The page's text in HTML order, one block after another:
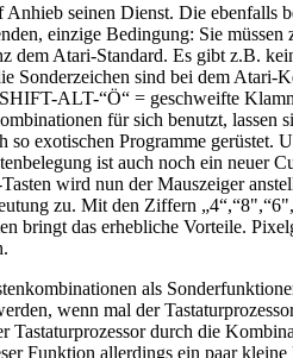
seinen Dienst. Die
einzige Bedingung: Sie
dem Atari-Standard. Es gibt z.B.
sind bei dem
ALT-“Ö“ = geschweifte
für sich benutzt,
exotischen Programme gerüstet.
ist auch noch ein
wird nun der Mauszeiger
zu. Mit den Ziffern
bringt das erhebliche Vorteile.
als
wenn mal der
durch die
Funktion allerdings ein paar